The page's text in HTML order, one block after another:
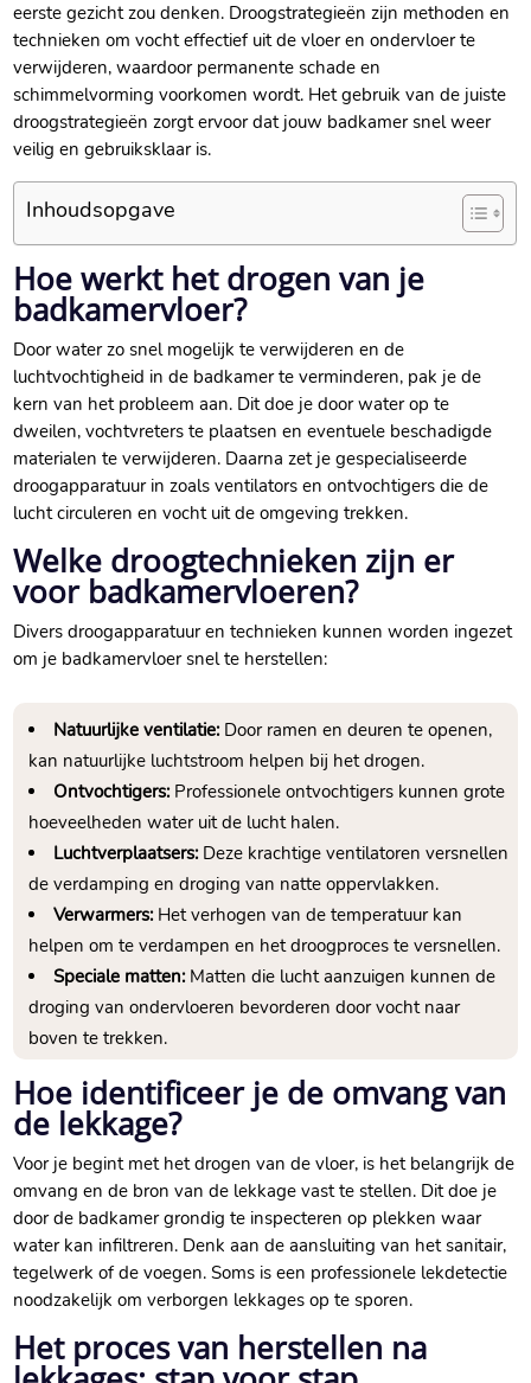
eerste gezicht zou denken.​ Droogstrategieën zijn methoden en
technieken om vocht effectief uit de vloer en ondervloer te
verwijderen, waardoor permanente schade en
schimmelvorming voorkomen wordt.​ Het gebruik van de juiste
droogstrategieën zorgt ervoor dat jouw badkamer snel weer
veilig en gebruiksklaar is.​
Inhoudsopgave
Hoe werkt het drogen van je
badkamervloer?
Door water zo snel mogelijk te verwijderen en de
luchtvochtigheid in de badkamer te verminderen, pak je de
kern van het probleem aan.​ Dit doe je door water op te
dweilen, vochtvreters te plaatsen en eventuele beschadigde
materialen te verwijderen.​ Daarna zet je gespecialiseerde
droogapparatuur in zoals ventilators en ontvochtigers die de
lucht circuleren en vocht uit de omgeving trekken.​
Welke droogtechnieken zijn er
voor badkamervloeren?
Divers droogapparatuur en technieken kunnen worden ingezet
om je badkamervloer snel te herstellen:
Natuurlijke ventilatie:Door ramen en deuren te openen,
kan natuurlijke luchtstroom helpen bij het drogen.​
Ontvochtigers:Professionele ontvochtigers kunnen grote
hoeveelheden water uit de lucht halen.​
Luchtverplaatsers:Deze krachtige ventilatoren versnellen
de verdamping en droging van natte oppervlakken.​
Verwarmers:Het verhogen van de temperatuur kan
helpen om te verdampen en het droogproces te versnellen.​
Speciale matten:Matten die lucht aanzuigen kunnen de
droging van ondervloeren bevorderen door vocht naar
boven te trekken.​
Hoe identificeer je de omvang van
de lekkage?
Voor je begint met het drogen van de vloer, is het belangrijk de
omvang en de bron van de lekkage vast te stellen.​ Dit doe je
door de badkamer grondig te inspecteren op plekken waar
water kan infiltreren.​ Denk aan de aansluiting van het sanitair,
tegelwerk of de voegen.​ Soms is een professionele lekdetectie
noodzakelijk om verborgen lekkages op te sporen.​
Het proces van herstellen na